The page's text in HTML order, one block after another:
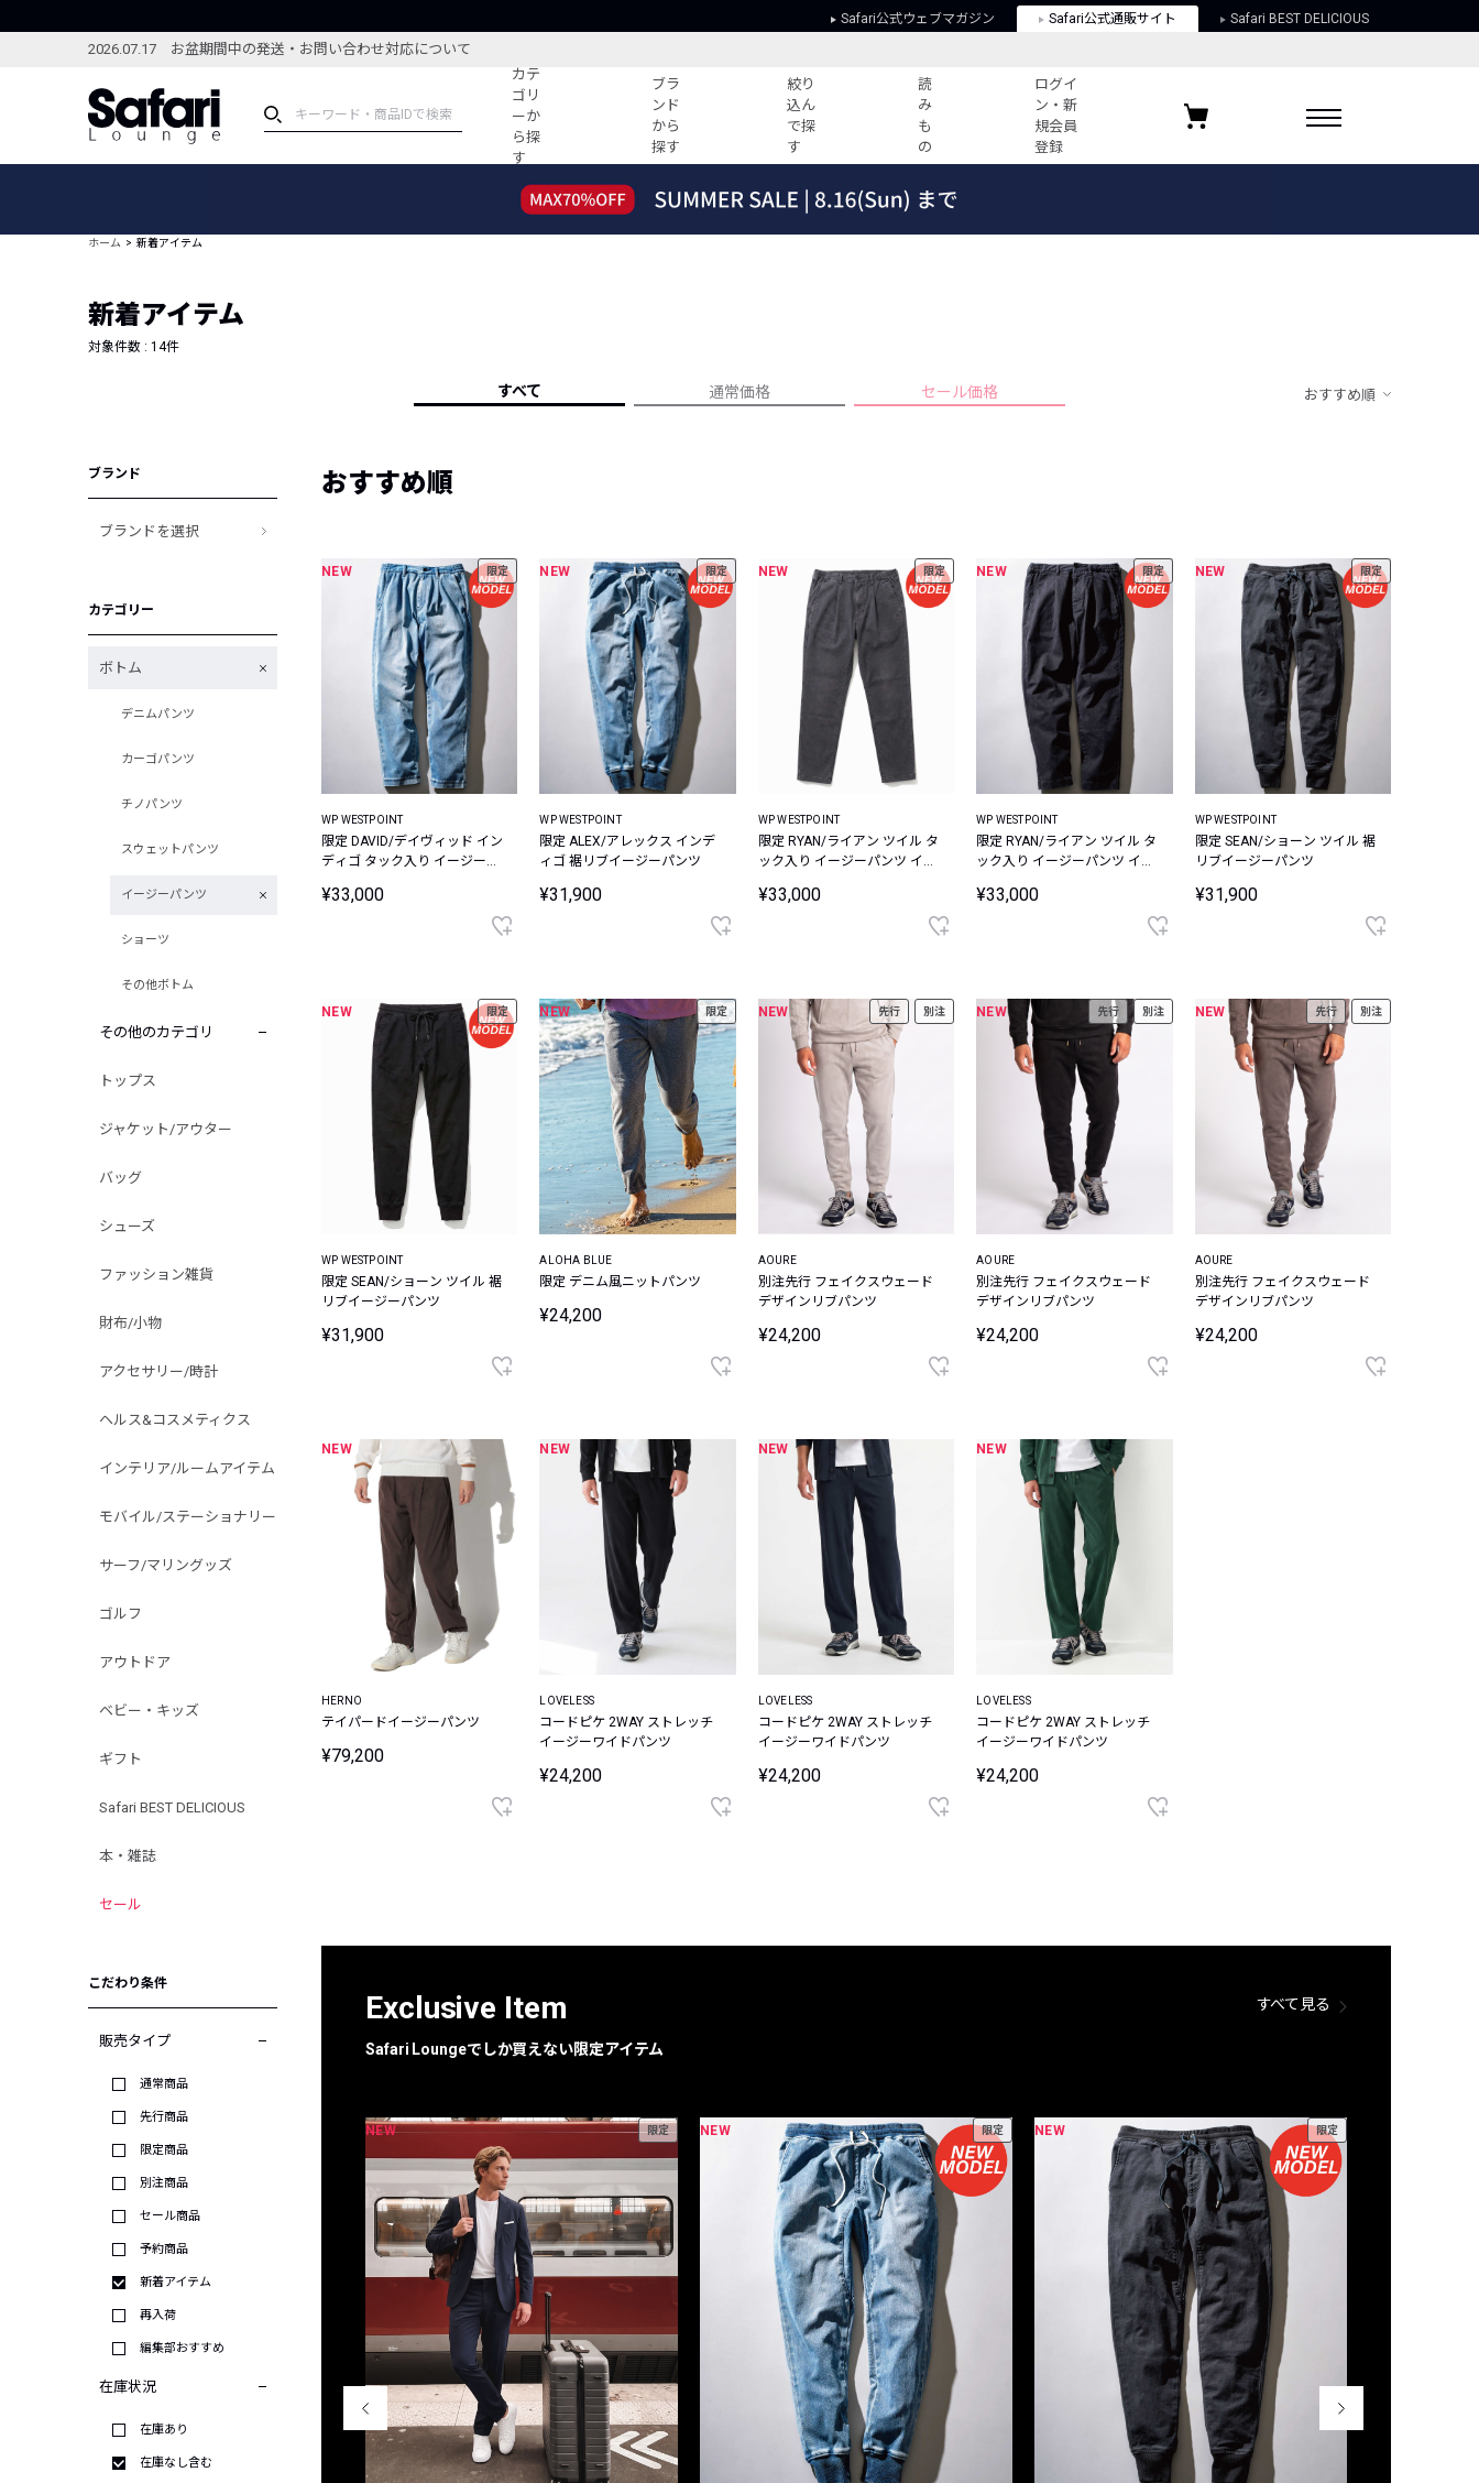
Safari公式ウェブマガジン Safari公式通販サイト Safari BEST DELICIOUS
2026.07.17 お盆期間中の発送・お問い合わせ対応について
カテ
ゴリ
ーか
ら探
す
ブラ
ンド
から
探す
絞り
込ん
で探
す
読
み
も
の
ログイ
ン・新
規会員
登録
ブランドから探す
新着アイテム
編集部のおすすめアイテム
すべての記事
人気記事ランキング
フォーカスブランド
セールおすすめアイテム
人気アイテム TOP 15
プライバシーポリシー
お気に入りブランド
ホーム 新着アイテム
新着アイテム
対象件数 : 14件
すべて 通常価格 セール価格 おすすめ順
ブランド
ブランドを選択
カテゴリー
ボトム
デニムパンツ
カーゴパンツ
チノパンツ
スウェットパンツ
イージーパンツ
ショーツ
その他ボトム
その他のカテゴリ
トップス
ジャケット/アウター
バッグ
シューズ
ファッション雑貨
財布/小物
アクセサリー/時計
ヘルス&コスメティクス
インテリア/ルームアイテム
モバイル/ステーショナリー
サーフ/マリングッズ
ゴルフ
アウトドア
ベビー・キッズ
ギフト
Safari BEST DELICIOUS
本・雑誌
セール
こだわり条件
販売タイプ
通常商品
先行商品
限定商品
別注商品
セール商品
予約商品
新着アイテム
再入荷
編集部おすすめ
在庫状況
在庫あり
在庫なし含む
おすすめ順
NEW 限定
WP WESTPOINT
限定 DAVID/デイヴィッド イン
ディゴ タック入り イージーパ
¥33,000
NEW 限定
WP WESTPOINT
限定 ALEX/アレックス インデ
ィゴ 裾リブイージーパンツ
¥31,900
NEW 限定
WP WESTPOINT
限定 RYAN/ライアン ツイル タ
ック入り イージーパンツ イー
¥33,000
NEW 限定
WP WESTPOINT
限定 RYAN/ライアン ツイル タ
ック入り イージーパンツ イー
¥33,000
NEW 限定
WP WESTPOINT
限定 SEAN/ショーン ツイル 裾
リブイージーパンツ
¥31,900
NEW 限定
WP WESTPOINT
限定 SEAN/ショーン ツイル 裾
リブイージーパンツ
¥31,900
NEW 限定
ALOHA BLUE
限定 デニム風ニットパンツ
¥24,200
NEW 先行 別注
AOURE
別注先行 フェイクスウェード
デザインリブパンツ
¥24,200
NEW 先行 別注
AOURE
別注先行 フェイクスウェード
デザインリブパンツ
¥24,200
NEW 先行 別注
AOURE
別注先行 フェイクスウェード
デザインリブパンツ
¥24,200
NEW
HERNO
テイパードイージーパンツ
¥79,200
NEW
LOVELESS
コードピケ 2WAY ストレッチ
イージーワイドパンツ
¥24,200
NEW
LOVELESS
コードピケ 2WAY ストレッチ
イージーワイドパンツ
¥24,200
NEW
LOVELESS
コードピケ 2WAY ストレッチ
イージーワイドパンツ
¥24,200
Exclusive Item
Safari Loungeでしか買えない限定アイテム
すべて見る
NEW 限定 NEW 限定 NEW 限定